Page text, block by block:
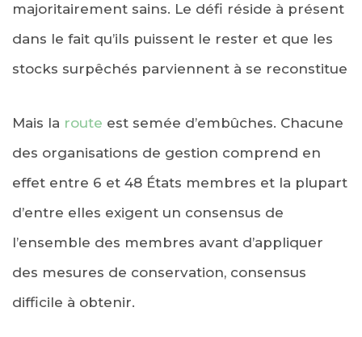
majoritairement sains. Le défi réside à présent
dans le fait qu’ils puissent le rester et que les
stocks surpêchés parviennent à se reconstitue
Mais la route est semée d’embûches. Chacune
des organisations de gestion comprend en
effet entre 6 et 48 États membres et la plupart
d’entre elles exigent un consensus de
l’ensemble des membres avant d’appliquer
des mesures de conservation, consensus
difficile à obtenir.